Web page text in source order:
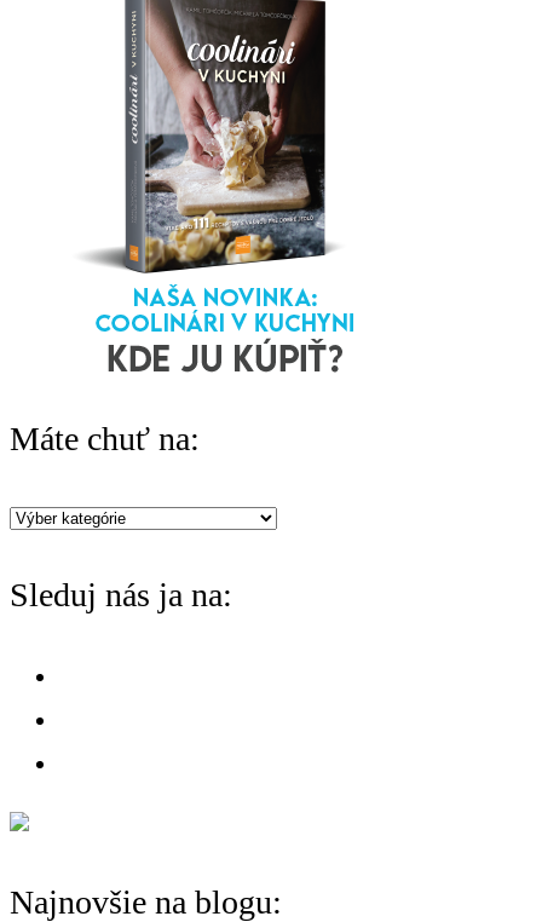
Máte chuť na:
Máte
na:
Sleduj nás ja na:
Najnovšie na blogu: